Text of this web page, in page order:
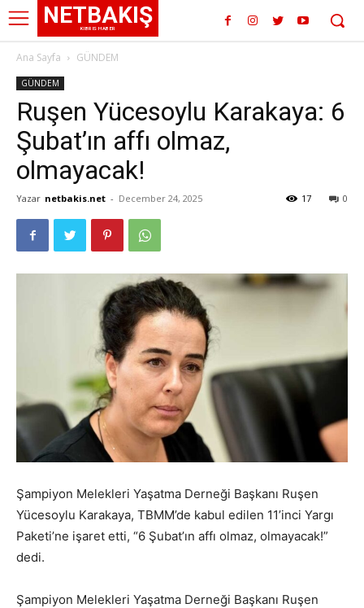
NETBAKIŞ
KIBRIS HABER
Ana Sayfa GÜNDEM
GÜNDEM
Ruşen Yücesoylu Karakaya: 6
Şubat’ın affı olmaz,
olmayacak!
Yazar netbakis.net - December 24, 2025 0
17
Şampiyon Melekleri Yaşatma Derneği Başkanı Ruşen
Yücesoylu Karakaya, TBMM’de kabul edilen 11’inci Yargı
Paketi’ne işaret etti, “6 Şubat’ın affı olmaz, olmayacak!”
dedi.
Şampiyon Melekleri Yaşatma Derneği Başkanı Ruşen